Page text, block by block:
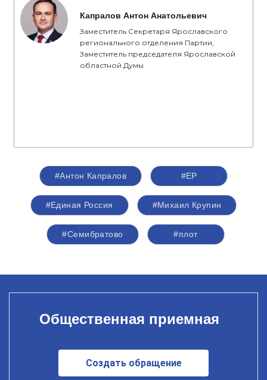
Капралов Антон Анатольевич
Заместитель Секретаря Ярославского
регионального отделения Партии,
Заместитель председателя Ярославской
областной Думы
#Антон Капралов #ЕР
#Единая Россия #Михаил Крупин
#Семибратово #плот
Общественная приемная
Создать обращение